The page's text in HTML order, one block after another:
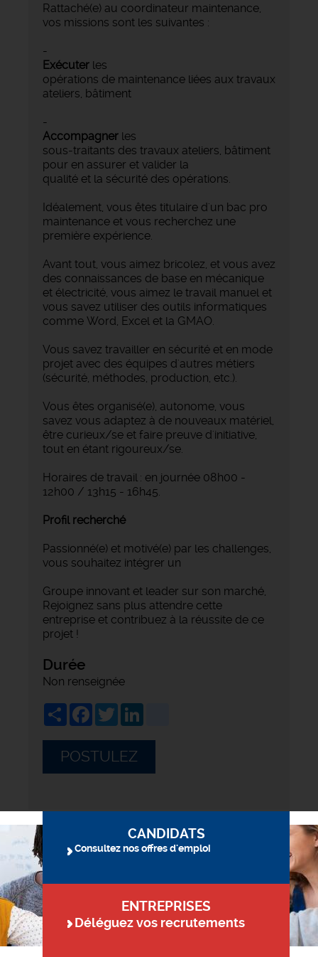
Rattaché(e) au coordinateur maintenance,
vos missions sont les suivantes :
-
Exécuter les
opérations de maintenance liées aux travaux
ateliers, bâtiment
-
Accompagner les
sous-traitants des travaux ateliers, bâtiment
pour en assurer et valider la
qualité et la sécurité des opérations.
Idéalement, vous êtes titulaire d'un bac pro
maintenance et vous recherchez une
première expérience.
Avant tout, vous aimez bricolez, et vous avez
des connaissances de base en mécanique
et électricité, vous aimez le travail manuel et
vous savez utiliser des outils informatiques
comme Word, Excel et la GMAO.
Vous savez travailler en sécurité et en mode
projet avec des équipes d'autres métiers
(sécurité, méthodes, production, etc.).
Vous êtes organisé(e), autonome, vous
savez vous adaptez à de nouveaux matériel,
être curieux/se et faire preuve d'initiative,
tout en étant rigoureux/se.
Horaires de travail : en journée 08h00 -
12h00 / 13h15 - 16h45.
Profil recherché
Passionné(e) et motivé(e) par les challenges,
vous souhaitez intégrer un
Groupe innovant et leader sur son marché,
Rejoignez sans plus attendre cette
entreprise et contribuez à la réussite de ce
projet !
Durée
Non renseignée
ShareFacebook
Twitter
POSTULEZ
CANDIDATS
Consultez nos offres d'emploi
ENTREPRISES
Déléguez vos recrutements